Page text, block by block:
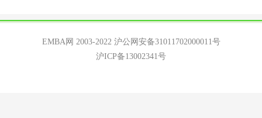
EMBA网 2003-2022 沪公网安备31011702000011号
沪ICP备13002341号